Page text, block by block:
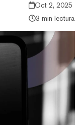
Oct 2, 2025
3 min lectura